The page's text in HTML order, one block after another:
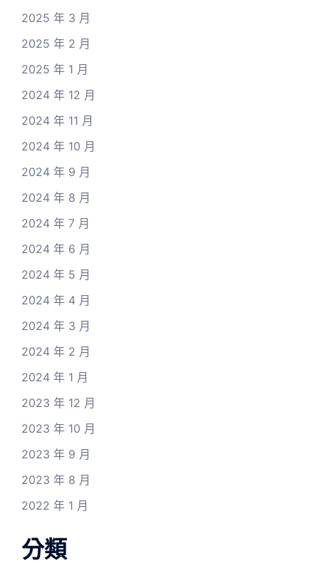
2025 年 3 月
2025 年 2 月
2025 年 1 月
2024 年 12 月
2024 年 11 月
2024 年 10 月
2024 年 9 月
2024 年 8 月
2024 年 7 月
2024 年 6 月
2024 年 5 月
2024 年 4 月
2024 年 3 月
2024 年 2 月
2024 年 1 月
2023 年 12 月
2023 年 10 月
2023 年 9 月
2023 年 8 月
2022 年 1 月
分類